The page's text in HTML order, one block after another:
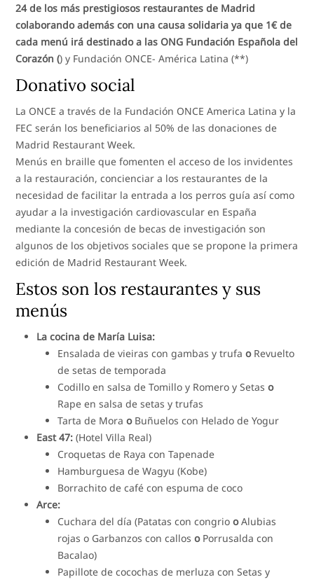
24 de los más prestigiosos restaurantes de Madrid
colaborando además con una causa solidaria ya que 1€ de
cada menú irá destinado a las ONG Fundación Española del
Corazón () y Fundación ONCE- América Latina (**)
Donativo social
La ONCE a través de la Fundación ONCE America Latina y la
FEC serán los beneficiarios al 50% de las donaciones de
Madrid Restaurant Week.
Menús en braille que fomenten el acceso de los invidentes
a la restauración, concienciar a los restaurantes de la
necesidad de facilitar la entrada a los perros guía así como
ayudar a la investigación cardiovascular en España
mediante la concesión de becas de investigación son
algunos de los objetivos sociales que se propone la primera
edición de Madrid Restaurant Week.
Estos son los restaurantes y sus
menús
La cocina de María Luisa:
Ensalada de vieiras con gambas y trufaoRevuelto
de setas de temporada
Codillo en salsa de Tomillo y Romero y Setaso
Rape en salsa de setas y trufas
Tarta de MoraoBuñuelos con Helado de Yogur
East 47: (Hotel Villa Real)
Croquetas de Raya con Tapenade
Hamburguesa de Wagyu (Kobe)
Borrachito de café con espuma de coco
Arce:
Cuchara del día (Patatas con congriooAlubias
rojas o Garbanzos con callosoPorrusalda con
Bacalao)
Papillote de cocochas de merluza con Setas y